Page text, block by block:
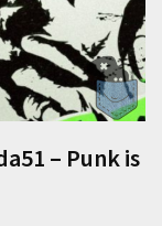
– Punk is